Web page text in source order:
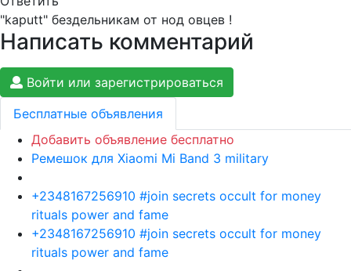
"kaputt" бездельникам от нод овцев !
Написать комментарий
Войти или зарегистрироваться
Бесплатные объявления
Добавить объявление бесплатно
Ремешок для Xiaomi Mi Band 3 military
+2348167256910 #join secrets occult for money
rituals power and fame
+2348167256910 #join secrets occult for money
rituals power and fame